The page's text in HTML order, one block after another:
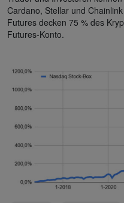
Cardano, Stellar und
Futures decken 75 % des
Futures-Konto.